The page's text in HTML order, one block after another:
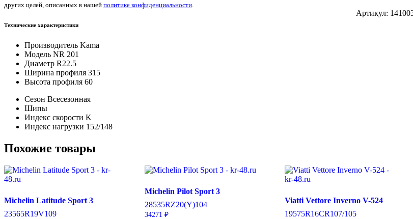
NR
Артикул:
других целей, описанных в нашей политике конфиденциальности.
Технические характеристики
Производитель Kama
Модель NR 201
Диаметр R22.5
Ширина профиля 315
Высота профиля 60
Сезон Всесезонная
Шипы
Индекс скорости K
Индекс нагрузки 152/148
Похожие товары
Michelin Latitude Sport 3
23565R19V109
Michelin Pilot Sport 3
28535RZ20(Y)104
34271 ₽
Viatti Vettore Inverno V-524
19575R16CR107/105